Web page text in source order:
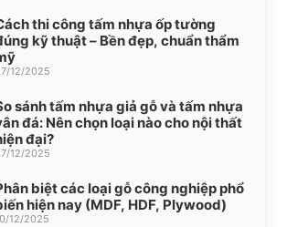
thi công tấm nhựa ốp tường
kỹ thuật – Bền đẹp, chuẩn thẩm
12/2025
sánh tấm nhựa giả gỗ và tấm nhựa
đá: Nên chọn loại nào cho nội thất
đại?
12/2025
biệt các loại gỗ công nghiệp phổ
hiện nay (MDF, HDF, Plywood)
12/2025